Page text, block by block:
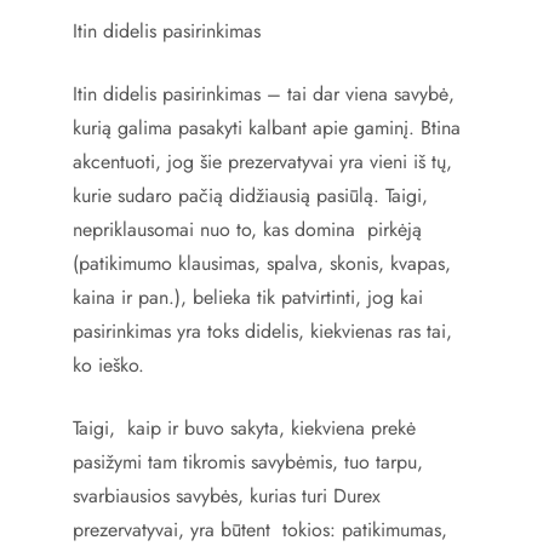
Itin didelis pasirinkimas
Itin didelis pasirinkimas – tai dar viena savybė,
kurią galima pasakyti kalbant apie gaminį. Btina
akcentuoti, jog šie prezervatyvai yra vieni iš tų,
kurie sudaro pačią didžiausią pasiūlą. Taigi,
nepriklausomai nuo to, kas domina pirkėją
(patikimumo klausimas, spalva, skonis, kvapas,
kaina ir pan.), belieka tik patvirtinti, jog kai
pasirinkimas yra toks didelis, kiekvienas ras tai,
ko ieško.
Taigi, kaip ir buvo sakyta, kiekviena prekė
pasižymi tam tikromis savybėmis, tuo tarpu,
svarbiausios savybės, kurias turi Durex
prezervatyvai, yra būtent tokios: patikimumas,